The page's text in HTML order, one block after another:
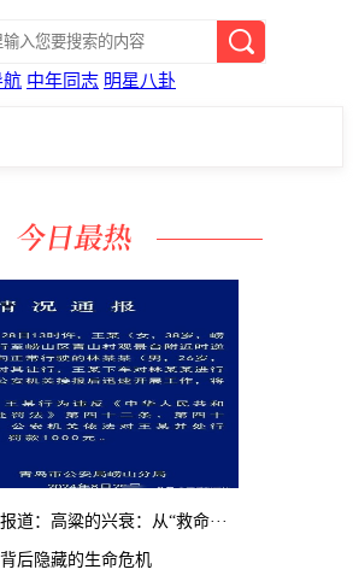
航 中年同志 明星八卦
道：高粱的兴衰：从“救命···
后隐藏的生命危机